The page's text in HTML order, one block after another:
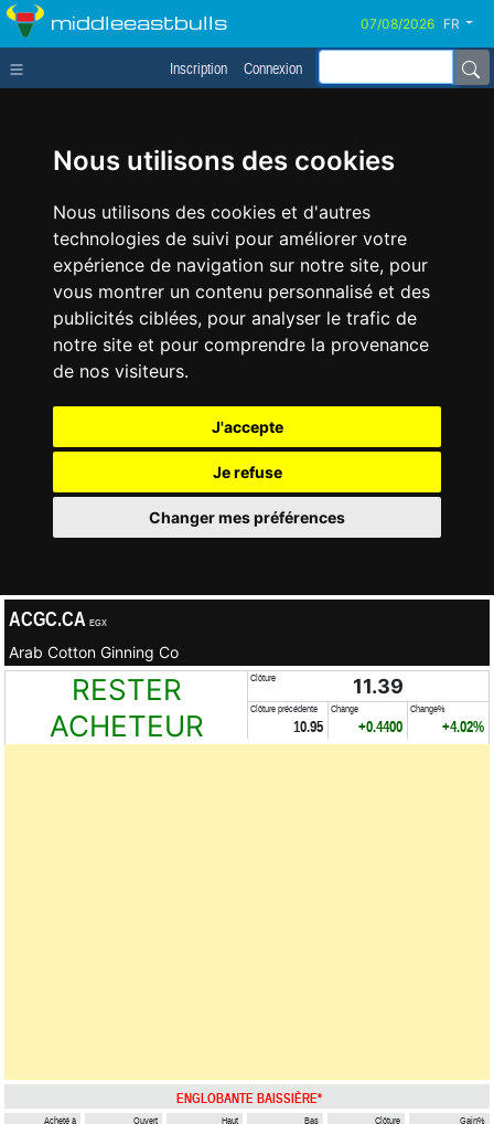
Nous utilisons des cookies
Nous utilisons des cookies et d'autres
technologies de suivi pour améliorer votre
expérience de navigation sur notre site, pour
vous montrer un contenu personnalisé et des
publicités ciblées, pour analyser le trafic de
notre site et pour comprendre la provenance
de nos visiteurs.
J'accepte
Je refuse
Changer mes préférences
middleeastbulls FR
Inscription Connexion
ACGC.CA EGX
Arab Cotton Ginning Co
RESTER
ACHETEUR
Clôture 11.39
Clôture précédente
10.95
Change
+0.4400
Change%
+4.02%
ENGLOBANTE BAISSIÈRE*
Acheté à Ouvert Haut Bas Clôture Gain%